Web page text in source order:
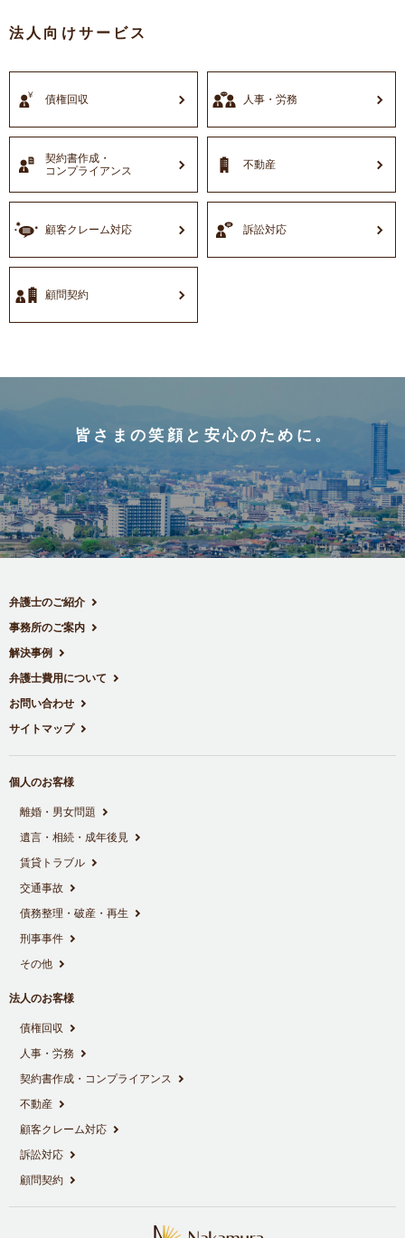
法人向けサービス
債権回収 人事・労務
契約書作成・
コンプライアンス
不動産
顧客クレーム対応 訴訟対応
顧問契約
皆さまの笑顔と安心のために。
弁護士のご紹介
事務所のご案内
解決事例
弁護士費用について
お問い合わせ
サイトマップ
個人のお客様
離婚・男女問題
遺言・相続・成年後見
賃貸トラブル
交通事故
債務整理・破産・再生
刑事事件
その他
法人のお客様
債権回収
人事・労務
契約書作成・コンプライアンス
不動産
顧客クレーム対応
訴訟対応
顧問契約